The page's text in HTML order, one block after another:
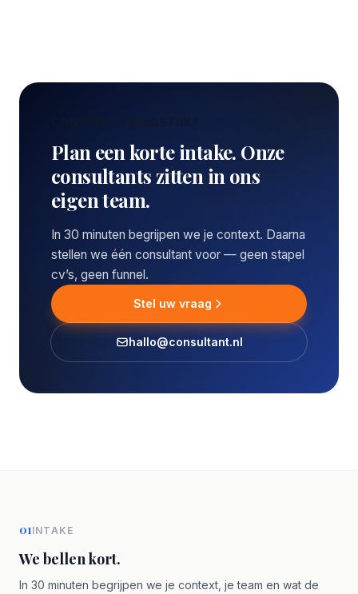
CONCREET VRAAGSTUK?
Plan een korte intake. Onze
consultants zitten in ons
eigen team.
In 30 minuten begrijpen we je context. Daarna
stellen we één consultant voor — geen stapel
cv’s, geen funnel.
Stel uw vraag
hallo@consultant.nl
01INTAKE
We bellen kort.
In 30 minuten begrijpen we je context, je team en wat de